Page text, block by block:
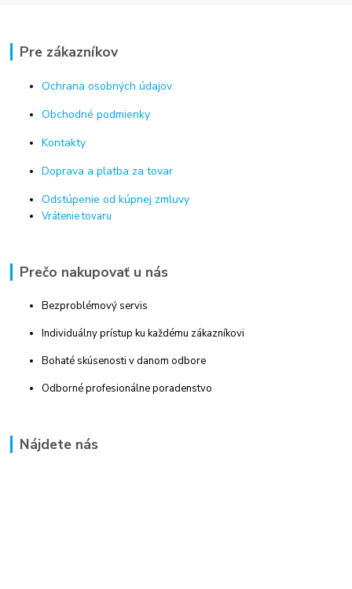
Pre zákazníkov
Ochrana osobných údajov
Obchodné podmienky
Kontakty
Doprava a platba za tovar
Odstúpenie od kúpnej zmluvy
Vrátenie tovaru
Prečo nakupovať u nás
Bezproblémový servis
Individuálny prístup ku každému zákazníkovi
Bohaté skúsenosti v danom odbore
Odborné profesionálne poradenstvo
Nájdete nás